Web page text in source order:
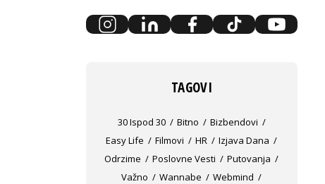
TAGOVI
30 Ispod 30 Bitno
Bizbendovi
Easy Life
Filmovi HR
Izjava Dana
Odrzime
Poslovne Vesti
Putovanja
Važno
Wannabe Webmind